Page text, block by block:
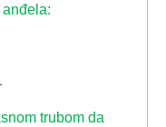
trubom da